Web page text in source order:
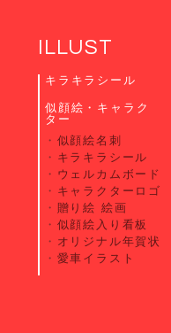
ILLUST
キラキラシール
似顔絵・キャラク
ター
似顔絵名刺
キラキラシール
ウェルカムボード
キャラクターロゴ
贈り絵 絵画
似顔絵入り看板
オリジナル年賀状
愛車イラスト